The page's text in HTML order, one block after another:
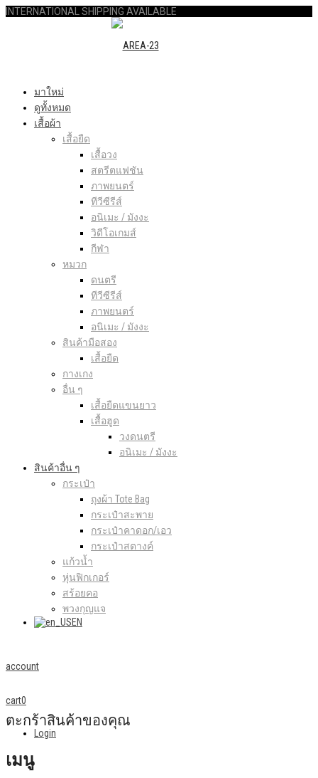
INTERNATIONAL SHIPPING AVAILABLE
มาใหม่
ดูทั้งหมด
เสื้อผ้า
เสื้อยืด
เสื้อวง
สตรีตแฟชัน
ภาพยนตร์
ทีวีซีรีส์
อนิเมะ / มังงะ
วิดีโอเกมส์
กีฬา
หมวก
ดนตรี
ทีวีซีรีส์
ภาพยนตร์
อนิเมะ / มังงะ
สินค้ามือสอง
เสื้อยืด
กางเกง
อื่น ๆ
เสื้อยืดแขนยาว
เสื้อฮูด
วงดนตรี
อนิเมะ / มังงะ
สินค้าอื่น ๆ
กระเป๋า
ถุงผ้า Tote Bag
กระเป๋าสะพาย
กระเป๋าคาดอก/เอว
กระเป๋าสตางค์
แก้วน้ำ
หุ่นฟิกเกอร์
สร้อยคอ
พวงกุญแจ
EN
account
Login
cart0
ตะกร้าสินค้าของคุณ
เมนู